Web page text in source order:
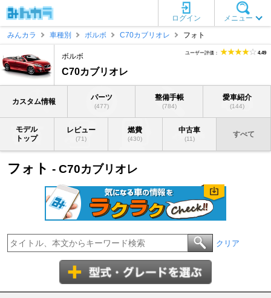
メニュー
ログイン
みんカラ
車種別 ボルボ C70カブリオレ フォト
ボルボ
C70カブリオレ
ユーザー評価： 4.49
カスタム情報 パーツ
(477)
整備手帳
(784)
愛車紹介
(144)
モデル
トップ
レビュー
(71)
燃費
(430)
中古車
(11)
すべて
フォト - C70カブリオレ
クリア